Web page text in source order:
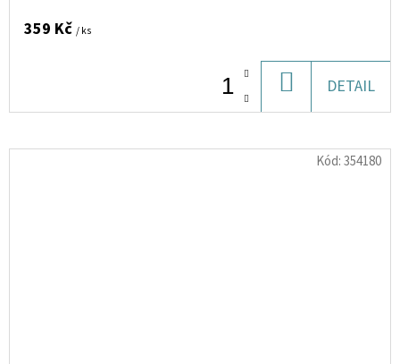
359 Kč / ks
KOŠÍKU
DETAIL
Kód:354180